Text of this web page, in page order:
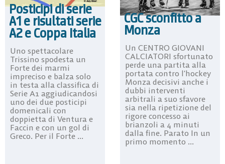
Posticipi di serie
A1 e risultati serie
A2 e Coppa Italia
Uno spettacolare
Trissino spodesta un
Forte dei marmi
impreciso e balza solo
in testa alla classifica di
Serie A1 aggiudicandosi
uno dei due posticipi
domenicali con
doppietta di Ventura e
Faccin e con un gol di
Greco. Per il Forte ...
CGC sconfitto a
Monza
Un CENTRO GIOVANI
CALCIATORI sfortunato
perde una partita alla
portata contro l’hockey
Monza decisivi anche i
dubbi interventi
arbitrali a suo sfavore
sia nella ripetizione del
rigore concesso ai
brianzoli a 4 minuti
dalla fine. Parato In un
primo momento ...